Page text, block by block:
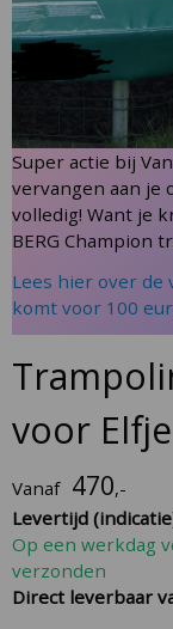
Super actie bij
vervangen aan je
volledig! Want je
BERG Champion
Lees hier over de
komt voor 100
voor
Vanaf 470,-
Levertijd
Op een werkdag
verzonden
Direct leverbaar
Skip
to
the
beginning
the
images